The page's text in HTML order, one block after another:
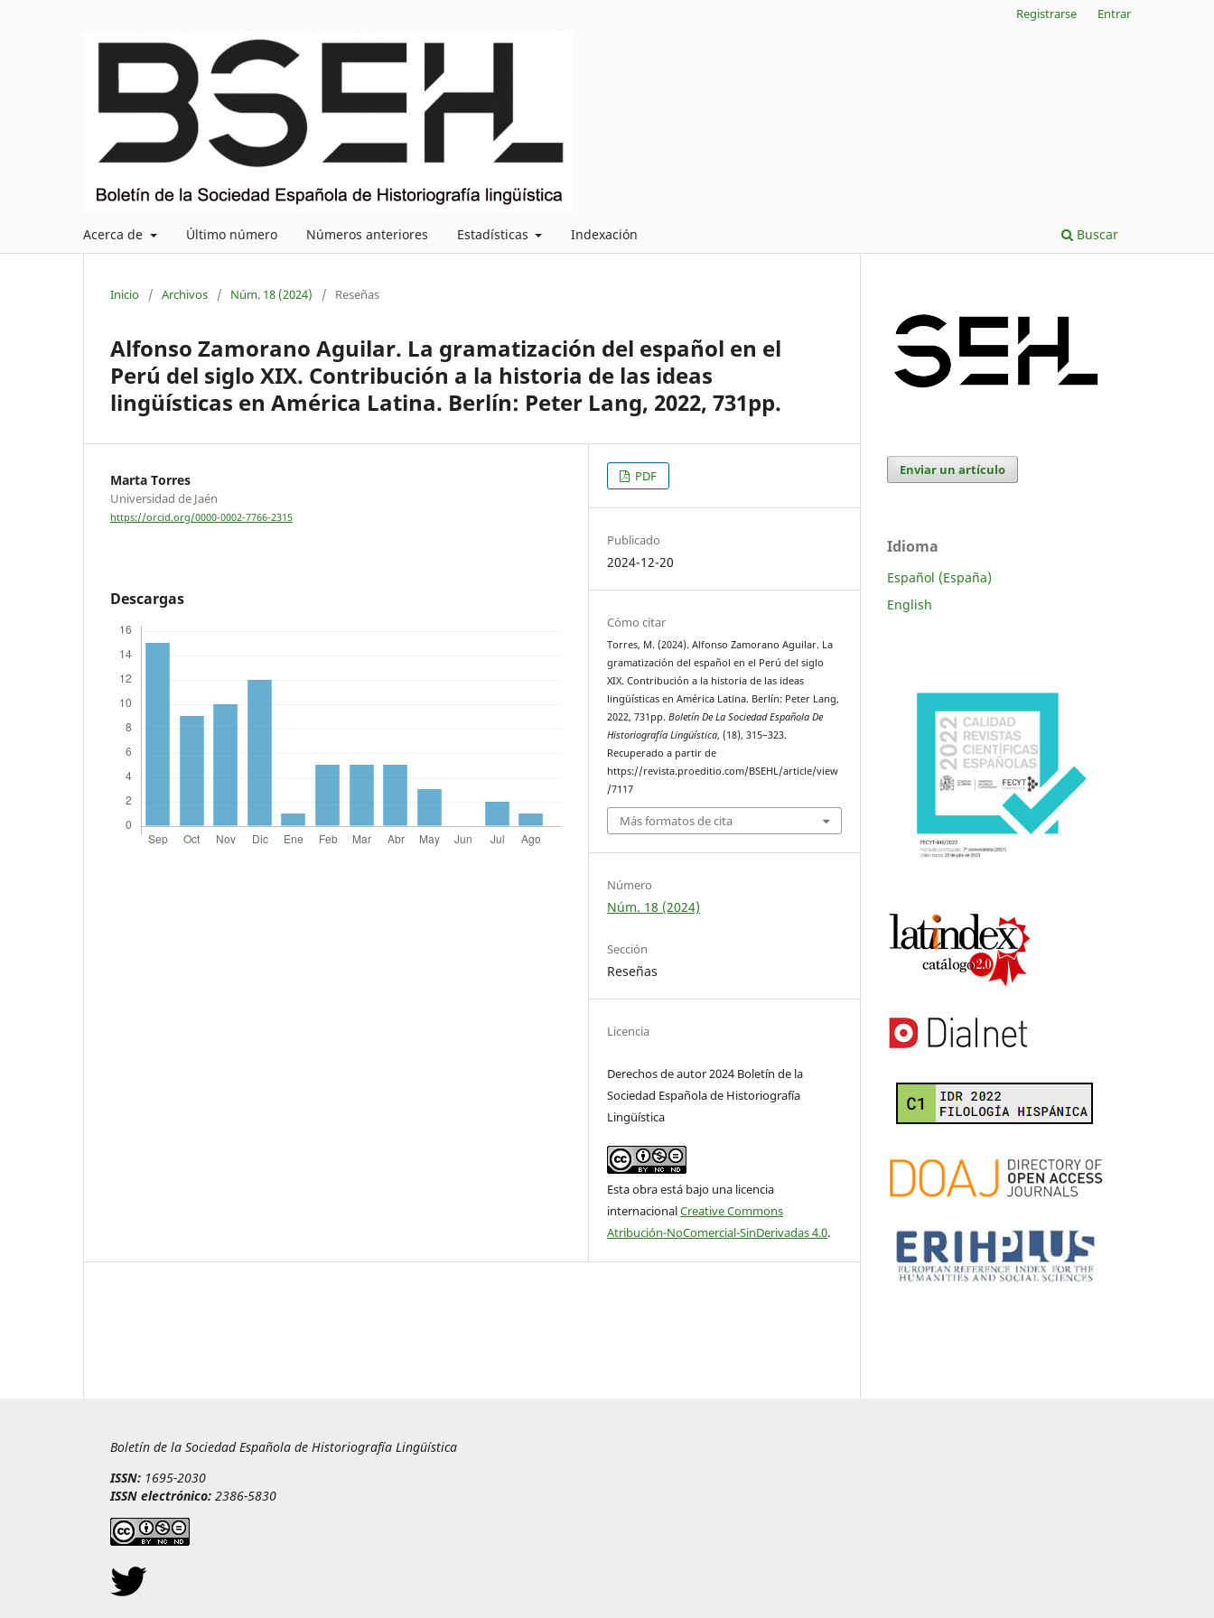
Acerca de Último número Números anteriores Estadísticas Indexación Buscar
Registrarse Entrar
Inicio / Archivos / Núm. 18 (2024) / Reseñas
Alfonso Zamorano Aguilar. La gramatización del español en el
Perú del siglo XIX. Contribución a la historia de las ideas
lingüísticas en América Latina. Berlín: Peter Lang, 2022, 731pp.
Marta Torres
Universidad de Jaén
https://orcid.org/0000-0002-7766-2315
Descargas
PDF
Publicado
2024-12-20
Cómo citar
Torres, M. (2024). Alfonso Zamorano Aguilar. La
gramatización del español en el Perú del siglo
XIX. Contribución a la historia de las ideas
lingüísticas en América Latina. Berlín: Peter Lang,
2022, 731pp.Boletín De La Sociedad Española De
Historiografía Lingüística, (18), 315–323.
Recuperado a partir de
https://revista.proeditio.com/BSEHL/article/view
/7117
Más formatos de cita
Número
Núm. 18 (2024)
Sección
Reseñas
Licencia
Derechos de autor 2024 Boletín de la
Sociedad Española de Historiografía
Lingüística
Esta obra está bajo una licencia
internacionalCreative Commons
Atribución-NoComercial-SinDerivadas 4.0.
Enviar un artículo
Idioma
Español (España)
English
Boletín de la Sociedad Española de Historiografía Lingüística
ISSN: 1695-2030
ISSN electrónico: 2386-5830